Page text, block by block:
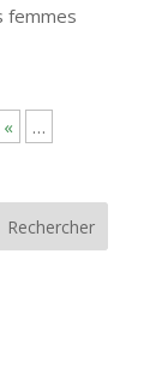
femmes
«
…
Rechercher